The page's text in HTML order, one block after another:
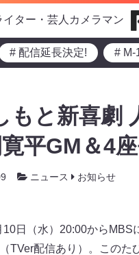
イター・芸人カメラマン
# 配信延長決定! # M-
もと新喜
平GM＆4
ニュース お知らせ
10日（水）20:00から
TVer配信あり）。このた